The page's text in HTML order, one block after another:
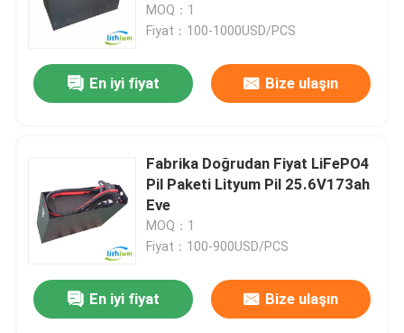
MOQ：1
Fiyat：100-1000USD/PCS
En iyi fiyat Bize ulaşın
Fabrika Doğrudan Fiyat LiFePO4
Pil Paketi Lityum Pil 25.6V173ah
Eve
MOQ：1
Fiyat：100-900USD/PCS
En iyi fiyat Bize ulaşın